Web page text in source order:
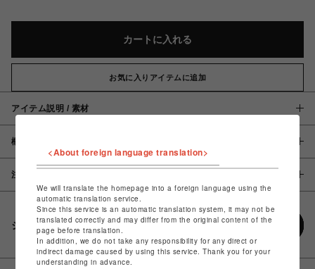
カートに入れる
お気に入りアイテムに追加
アイテム説明 / 素材
概要
注意事項
シェアする
<About foreign language translation>
We will translate the homepage into a foreign language using the
automatic translation service.
Since this service is an automatic translation system, it may not be
translated correctly and may differ from the original content of the
page before translation.
In addition, we do not take any responsibility for any direct or
indirect damage caused by using this service. Thank you for your
understanding in advance.